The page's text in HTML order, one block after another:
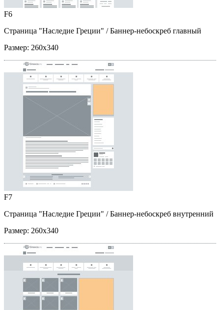
F6
Страница "Наследие Греции" / Баннер-небоскреб главный
Размер: 260x340
F7
Страница "Наследие Греции" / Баннер-небоскреб внутренний
Размер: 260x340